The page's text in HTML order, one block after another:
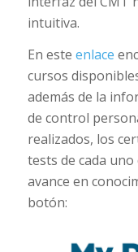
intuitiva.
En este enlace
cursos
además de la
de control
realizados, los
tests de cada
avance en
botón: